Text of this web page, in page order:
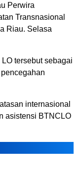
Perwira
Transnasional
Riau. Selasa
tersebut sebagai
internasional
asistensi BTNCLO